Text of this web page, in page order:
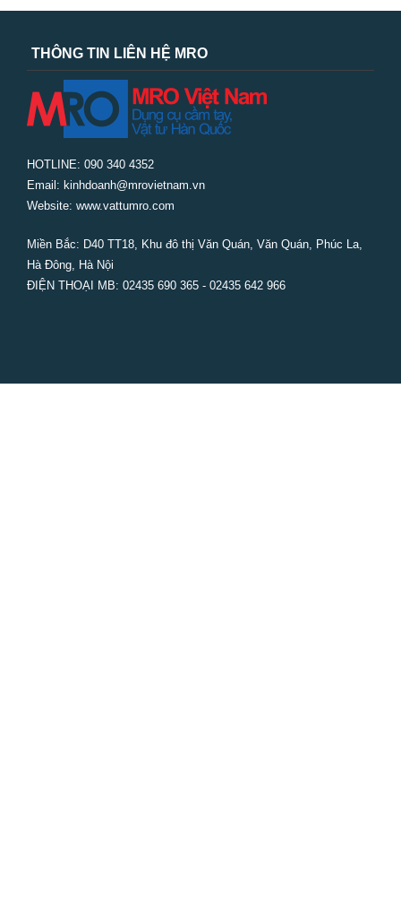
THÔNG TIN LIÊN HỆ MRO
HOTLINE: 090 340 4352
Email: kinhdoanh@mrovietnam.vn
Website: www.vattumro.com
Miền Bắc: D40 TT18, Khu đô thị Văn Quán, Văn Quán, Phúc La,
Hà Đông, Hà Nội
ĐIỆN THOẠI MB: 02435 690 365 - 02435 642 966